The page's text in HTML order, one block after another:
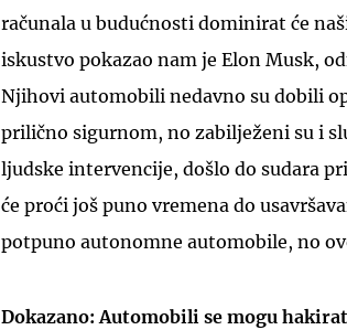
računala u budućnosti dominirat će
iskustvo pokazao nam je Elon Musk,
Njihovi automobili nedavno su dobili
prilično sigurnom, no zabilježeni su i
ljudske intervencije, došlo do sudara
će proći još puno vremena do
potpuno autonomne automobile, no
Dokazano: Automobili se mogu